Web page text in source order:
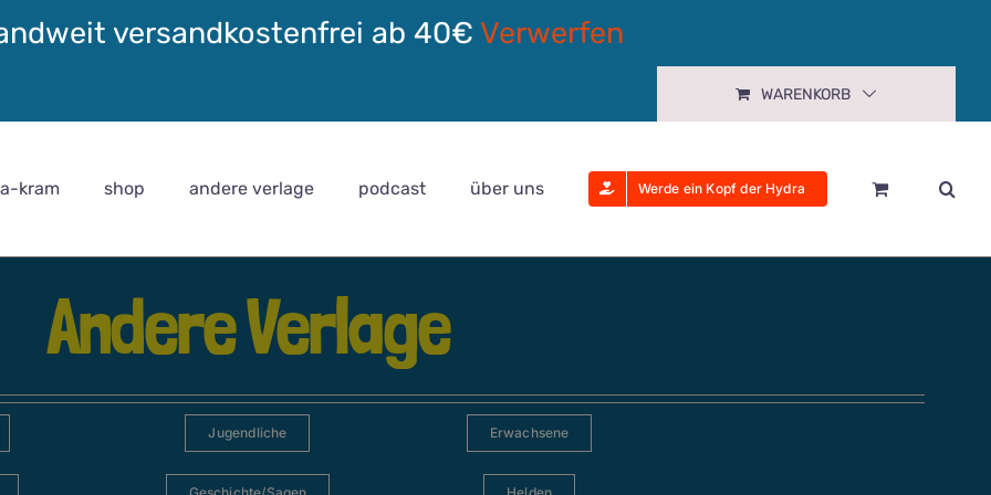
versandkostenfrei ab 40€ Verwerfen
WARENKORB
kram shop andere verlage podcast über uns Werde ein Kopf der Hydra
Andere Verlage
Jugendliche Erwachsene